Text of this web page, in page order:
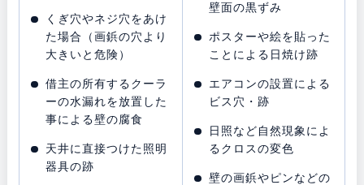
くぎ穴やネジ穴をあけ
た場合（画鋲の穴より
大きいと危険）
借主の所有するクーラ
ーの水漏れを放置した
事による壁の腐食
天井に直接つけた照明
器具の跡
壁面の黒ずみ
ポスターや絵を貼った
ことによる日焼け跡
エアコンの設置による
ビス穴・跡
日照など自然現象によ
るクロスの変色
壁の画鋲やピンなどの